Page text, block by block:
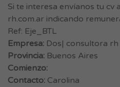
Si te interesa envíanos tu cv a
rh.com.ar indicando
Ref: Eje_BTL
Empresa: Dos| consultora rh
Provincia: Buenos Aires
Comienzo:
Contacto: Carolina